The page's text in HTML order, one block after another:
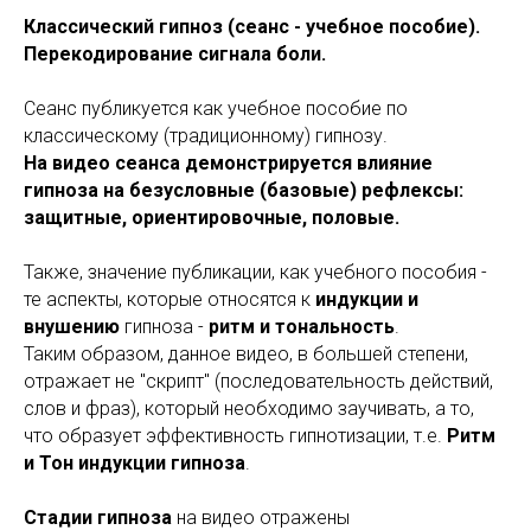
Классический гипноз (сеанс - учебное пособие).
Перекодирование сигнала боли.
Сеанс публикуется как учебное пособие по
классическому (традиционному) гипнозу.
На видео сеанса демонстрируется влияние
гипноза на безусловные (базовые) рефлексы:
защитные, ориентировочные, половые.
Также, значение публикации, как учебного пособия -
те аспекты, которые относятся к индукции и
внушению гипноза - ритм и тональность.
Таким образом, данное видео, в большей степени,
отражает не "скрипт" (последовательность действий,
слов и фраз), который необходимо заучивать, а то,
что образует эффективность гипнотизации, т.е. Ритм
и Тон индукции гипноза.
Стадии гипноза на видео отражены